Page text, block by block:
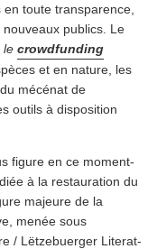
toute trans­parence,
nouveaux publics. Le
le crowd­fund­ing
et en nature, les
mécénat de
outils à disposition
figure en ce moment-
à la restau­ra­tion du
majeure de la
menée sous
/ Lëtze­buerg­er Lit­er­at­